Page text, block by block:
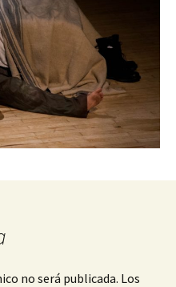
no será publicada. Los